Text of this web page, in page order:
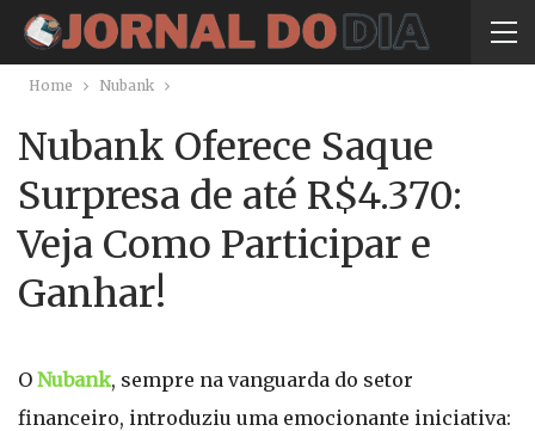
Home Nubank
Nubank Oferece Saque
Surpresa de até R$4.370:
Veja Como Participar e
Ganhar!
O Nubank, sempre na vanguarda do setor
financeiro, introduziu uma emocionante iniciativa: